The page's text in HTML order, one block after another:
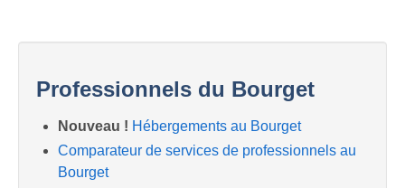
Professionnels du Bourget
Nouveau ! Hébergements au Bourget
Comparateur de services de professionnels au
Bourget